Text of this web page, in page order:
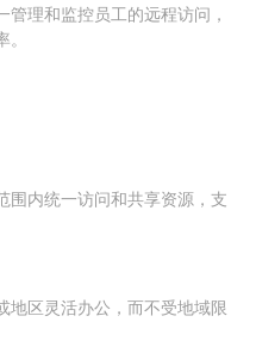
管理和监控员工的远程访问，
围内统一访问和共享资源，支
地区灵活办公，而不受地域限